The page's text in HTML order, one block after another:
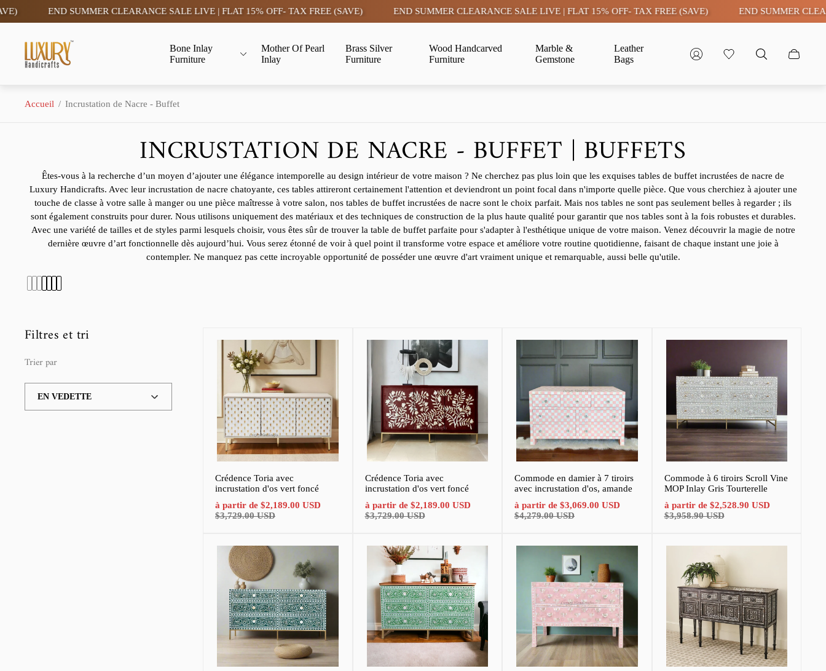
CLEARANCE SALE LIVE | FLAT 15% OFF- TAX FREE (SAVE) END SUMMER CLEARANCE SALE LIVE | FLAT 15% OFF- TAX FREE (SAVE) END SUMMER CLEARANCE SALE
Logo
magasin"
Bone Inlay
Furniture
Mother Of Pearl
Inlay
Brass Silver
Furniture
Wood Handcarved
Furniture
Marble &
Gemstone
Leather
Bags
Accueil / Incrustation de Nacre - Buffet
INCRUSTATION DE NACRE - BUFFET | BUFFETS
Êtes-vous à la recherche d’un moyen d’ajouter une élégance intemporelle au design intérieur de votre maison ? Ne cherchez pas plus loin que les exquises tables de buffet incrustées de nacre de
Luxury Handicrafts. Avec leur incrustation de nacre chatoyante, ces tables attireront certainement l'attention et deviendront un point focal dans n'importe quelle pièce. Que vous cherchiez à ajouter une
touche de classe à votre salle à manger ou une pièce maîtresse à votre salon, nos tables de buffet incrustées de nacre sont le choix parfait. Mais nos tables ne sont pas seulement belles à regarder ; ils
sont également construits pour durer. Nous utilisons uniquement des matériaux et des techniques de construction de la plus haute qualité pour garantir que nos tables sont à la fois robustes et durables.
Avec une variété de tailles et de styles parmi lesquels choisir, vous êtes sûr de trouver la table de buffet parfaite pour s'adapter à l'esthétique unique de votre maison. Venez découvrir la magie de notre
dernière œuvre d’art fonctionnelle dès aujourd’hui. Vous serez étonné de voir à quel point il transforme votre espace et améliore votre routine quotidienne, faisant de chaque instant une joie à
contempler. Ne manquez pas cette incroyable opportunité de posséder une œuvre d'art vraiment unique et remarquable, aussi belle qu'utile.
Filtres et tri
Trier par
Crédence Toria avec
incrustation d'os vert foncé
Prix
de
à partir de $2,189.00 USD
$3,729.00 USD
Crédence Toria avec
incrustation d'os vert foncé
Prix
de
à partir de $2,189.00 USD
$3,729.00 USD
Commode en damier à 7 tiroirs
avec incrustation d'os, amande
Prix
de
à partir de $3,069.00 USD
$4,279.00 USD
Commode à 6 tiroirs Scroll Vine
MOP Inlay Gris Tourterelle
Prix
de
à partir de $2,528.90 USD
$3,958.90 USD